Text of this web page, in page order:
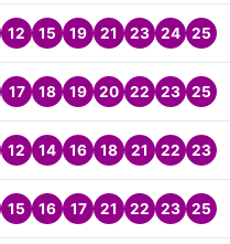
12 15 19 21 23 24 25
17 18 19 20 22 23 25
12 14 16 18 21 22 23
15 16 17 21 22 23 25